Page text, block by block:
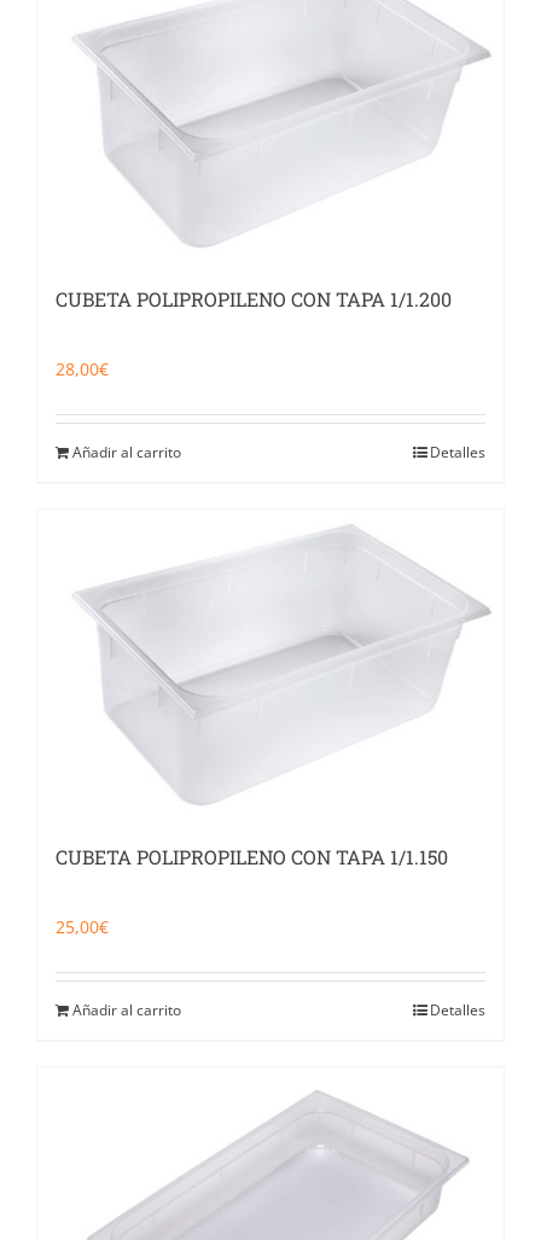
CUBETA POLIPROPILENO CON TAPA 1/1.200
28,00€
Añadir al carrito Detalles
CUBETA POLIPROPILENO CON TAPA 1/1.150
25,00€
Añadir al carrito Detalles